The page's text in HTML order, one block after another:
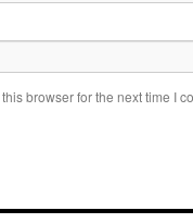
browser for the next time I